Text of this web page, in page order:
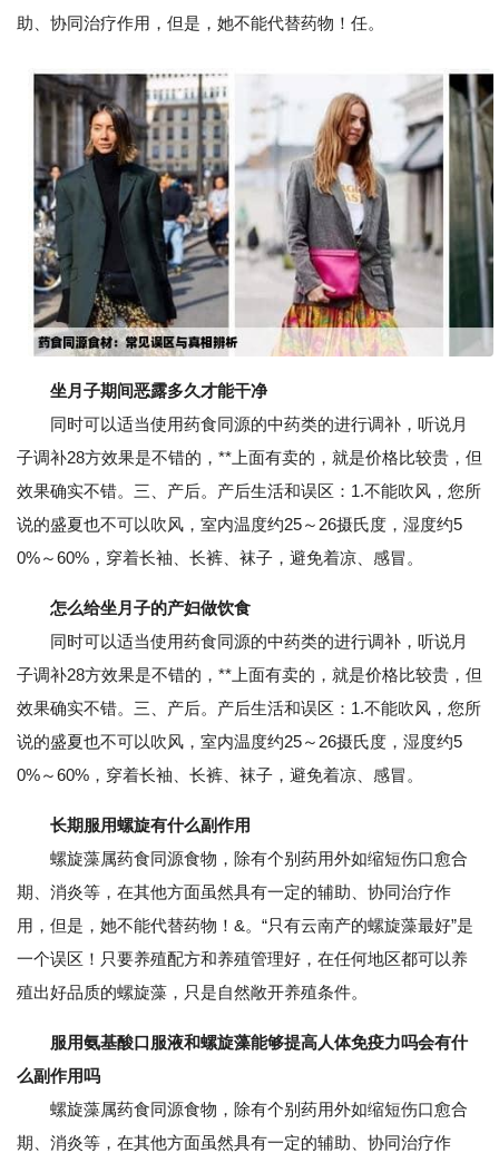
助、协同治疗作用，但是，她不能代替药物！任。
坐月子期间恶露多久才能干净
同时可以适当使用药食同源的中药类的进行调补，听说月
子调补28方效果是不错的，**上面有卖的，就是价格比较贵，但
效果确实不错。三、产后。产后生活和误区：1.不能吹风，您所
说的盛夏也不可以吹风，室内温度约25～26摄氏度，湿度约5
0%～60%，穿着长袖、长裤、袜子，避免着凉、感冒。
怎么给坐月子的产妇做饮食
同时可以适当使用药食同源的中药类的进行调补，听说月
子调补28方效果是不错的，**上面有卖的，就是价格比较贵，但
效果确实不错。三、产后。产后生活和误区：1.不能吹风，您所
说的盛夏也不可以吹风，室内温度约25～26摄氏度，湿度约5
0%～60%，穿着长袖、长裤、袜子，避免着凉、感冒。
长期服用螺旋有什么副作用
螺旋藻属药食同源食物，除有个别药用外如缩短伤口愈合
期、消炎等，在其他方面虽然具有一定的辅助、协同治疗作
用，但是，她不能代替药物！&。“只有云南产的螺旋藻最好”是
一个误区！只要养殖配方和养殖管理好，在任何地区都可以养
殖出好品质的螺旋藻，只是自然敞开养殖条件。
服用氨基酸口服液和螺旋藻能够提高人体免疫力吗会有什
么副作用吗
螺旋藻属药食同源食物，除有个别药用外如缩短伤口愈合
期、消炎等，在其他方面虽然具有一定的辅助、协同治疗作